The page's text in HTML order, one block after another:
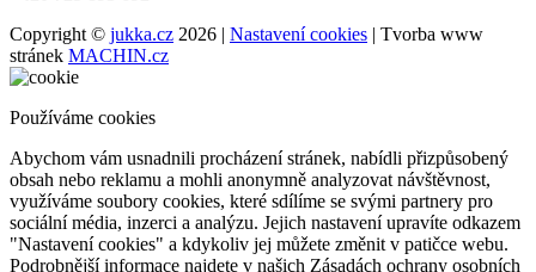
Copyright © jukka.cz 2026 | Nastavení cookies | Tvorba www
stránek MACHIN.cz
Používáme cookies
Abychom vám usnadnili procházení stránek, nabídli přizpůsobený
obsah nebo reklamu a mohli anonymně analyzovat návštěvnost,
využíváme soubory cookies, které sdílíme se svými partnery pro
sociální média, inzerci a analýzu. Jejich nastavení upravíte odkazem
"Nastavení cookies" a kdykoliv jej můžete změnit v patičce webu.
Podrobnější informace najdete v našich Zásadách ochrany osobních